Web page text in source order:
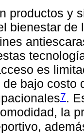
productos y
bienestar
es
bajo costo
7.
la